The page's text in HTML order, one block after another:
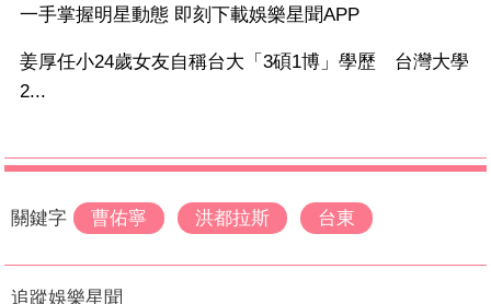
一手掌握明星動態 即刻下載娛樂星聞APP
姜厚任小24歲女友自稱台大「3碩1博」學歷 台灣大學
2...
關鍵字 曹佑寧 洪都拉斯 台東
追蹤娛樂星聞